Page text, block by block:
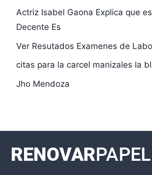
Actriz Isabel Gaona Explica que
Decente Es
Ver Resutados Examenes de
citas para la carcel manizales la
Jho Mendoza